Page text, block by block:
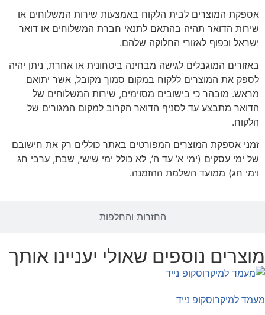
החזרות והחלפות
אספקת המוצרים לבית הלקוח באמצעות שירות המשלוחים או
שירות הדואר תהיה בהתאם לתנאי חברת המשלוחים או דואר
ישראל וכפוף לאזורי החלוקה שלהם.
באזורים המוגבלים לגישה מבחינה ביטחונית או אחרת, ניתן יהיה
לספק את המוצרים ללקוח במקום סמוך מקובל, אשר יתואם
מראש. מובהר כי בישובים מסוימים, שירות המשלוחים של
הדואר מתבצע עד לסניף הדואר הקרוב למקום המגורים של
הלקוח.
זמני אספקת המוצרים המפורטים באתר כוללים רק את חישובם
של ימי עסקים (ימי א’ עד ה’, לא כולל ימי שישי, שבת, ערבי חג
וימי חג) ממועד השלמת ההזמנה.
מוצרים נוספים שאולי יעניינו אותך
מעמד למיקרוסקופ נייד